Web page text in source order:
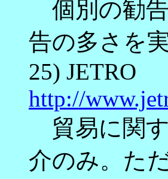
個別の勧
告の多さを実
25) JETRO
http://
貿易に関
介のみ。た